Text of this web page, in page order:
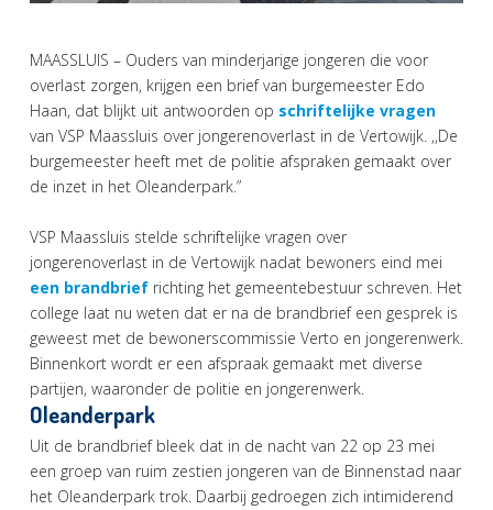
MAASSLUIS – Ouders van minderjarige jongeren die voor
overlast zorgen, krijgen een brief van burgemeester Edo
Haan, dat blijkt uit antwoorden op schriftelijke vragen
van VSP Maassluis over jongerenoverlast in de Vertowijk. ,,De
burgemeester heeft met de politie afspraken gemaakt over
de inzet in het Oleanderpark.”
VSP Maassluis stelde schriftelijke vragen over
jongerenoverlast in de Vertowijk nadat bewoners eind mei
een brandbrief richting het gemeentebestuur schreven. Het
college laat nu weten dat er na de brandbrief een gesprek is
geweest met de bewonerscommissie Verto en jongerenwerk.
Binnenkort wordt er een afspraak gemaakt met diverse
partijen, waaronder de politie en jongerenwerk.
Oleanderpark
Uit de brandbrief bleek dat in de nacht van 22 op 23 mei
een groep van ruim zestien jongeren van de Binnenstad naar
het Oleanderpark trok. Daarbij gedroegen zich intimiderend